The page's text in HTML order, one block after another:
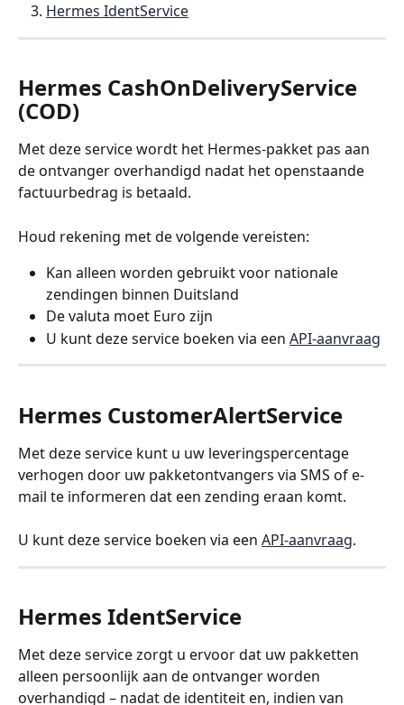
Hermes IdentService
Hermes CashOnDeliveryService
(COD)
Met deze service wordt het Hermes-pakket pas aan
de ontvanger overhandigd nadat het openstaande
factuurbedrag is betaald.
Houd rekening met de volgende vereisten:
Kan alleen worden gebruikt voor nationale
zendingen binnen Duitsland
De valuta moet Euro zijn
U kunt deze service boeken via een API-aanvraag
Hermes CustomerAlertService
Met deze service kunt u uw leveringspercentage
verhogen door uw pakketontvangers via SMS of e-
mail te informeren dat een zending eraan komt.
U kunt deze service boeken via een API-aanvraag.
Hermes IdentService
Met deze service zorgt u ervoor dat uw pakketten
alleen persoonlijk aan de ontvanger worden
overhandigd – nadat de identiteit en, indien van